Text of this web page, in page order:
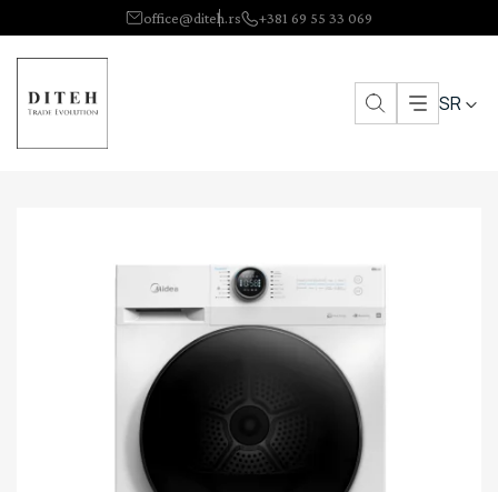
office@diteh.rs +381 69 55 33 069
SR